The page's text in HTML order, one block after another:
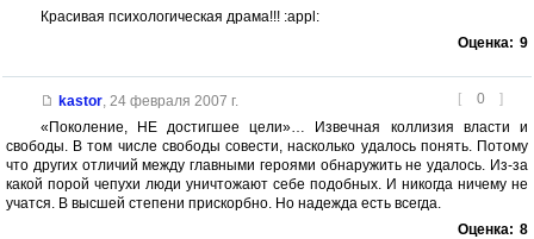
Красивая психологическая драма!!! :appl:
Оценка: 9
[ 0 ]
kastor, 24 февраля 2007 г.
«Поколение, НЕ достигшее цели»… Извечная коллизия власти и
свободы. В том числе свободы совести, насколько удалось понять. Потому
что других отличий между главными героями обнаружить не удалось. Из-за
какой порой чепухи люди уничтожают себе подобных. И никогда ничему не
учатся. В высшей степени прискорбно. Но надежда есть всегда.
Оценка: 8